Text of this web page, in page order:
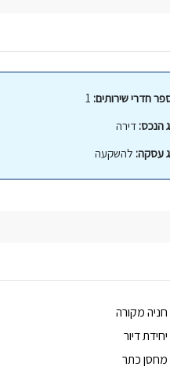
חדרי שירותים:
הנכס: דירה
עסקה: להשקעה
חניה מקורה
יחידת דיור
מחסן כתר